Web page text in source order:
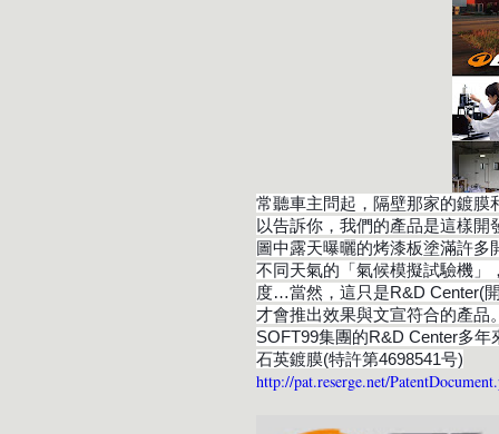
常聽車主問起，隔壁那家的鍍膜
以告訴你，我們的產品是這樣開
圖中露天曝曬的烤漆板塗滿許
不同天氣的「氣候模擬試驗機」
度…當然，這只是R&D Center(
才會推出效果與文宣符合的產品
SOFT99集團的R&D Center多
石英鍍膜(特許第4698541号)
http://pat.reserge.net/